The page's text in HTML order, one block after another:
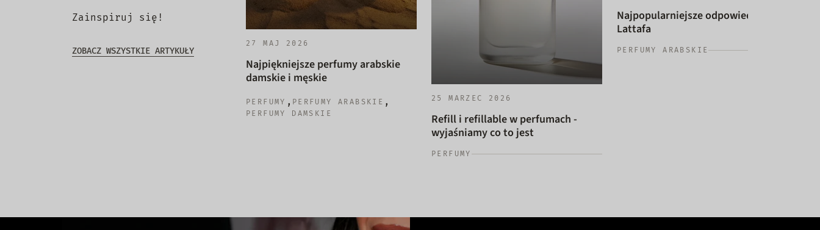
Zainspiruj się!
ZOBACZ WSZYSTKIE ARTYKUŁY
27 MAJ 2026
Najpiękniejsze perfumy arabskie
damskie i męskie
PERFUMY , PERFUMY ARABSKIE ,
PERFUMY DAMSKIE
25 MARZEC 2026
Refill i refillable w perfumach -
wyjaśniamy co to jest
PERFUMY
Najpopularniejsze odpowiedniki
Lattafa
PERFUMY ARABSKIE